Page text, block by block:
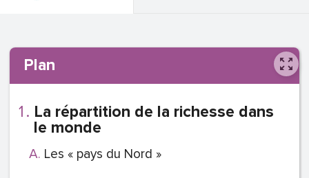
Plan
La répartition de la richesse dans
le monde
Les « pays du Nord »